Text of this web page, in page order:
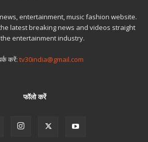
entertainment, music fashion website.
latest breaking news and videos straight
entertainment industry.
करें: tv30india@gmail.com
फॉलो करें